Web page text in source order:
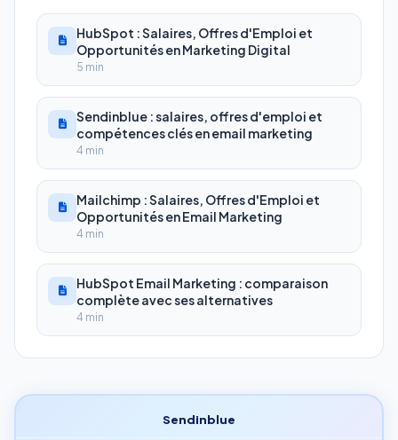
HubSpot : Salaires, Offres d'Emploi et
Opportunités en Marketing Digital
5 min
Sendinblue : salaires, offres d'emploi et
compétences clés en email marketing
4 min
Mailchimp : Salaires, Offres d'Emploi et
Opportunités en Email Marketing
4 min
HubSpot Email Marketing : comparaison
complète avec ses alternatives
4 min
Sendinblue